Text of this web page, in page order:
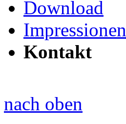
Download
Impressionen
Kontakt
nach oben